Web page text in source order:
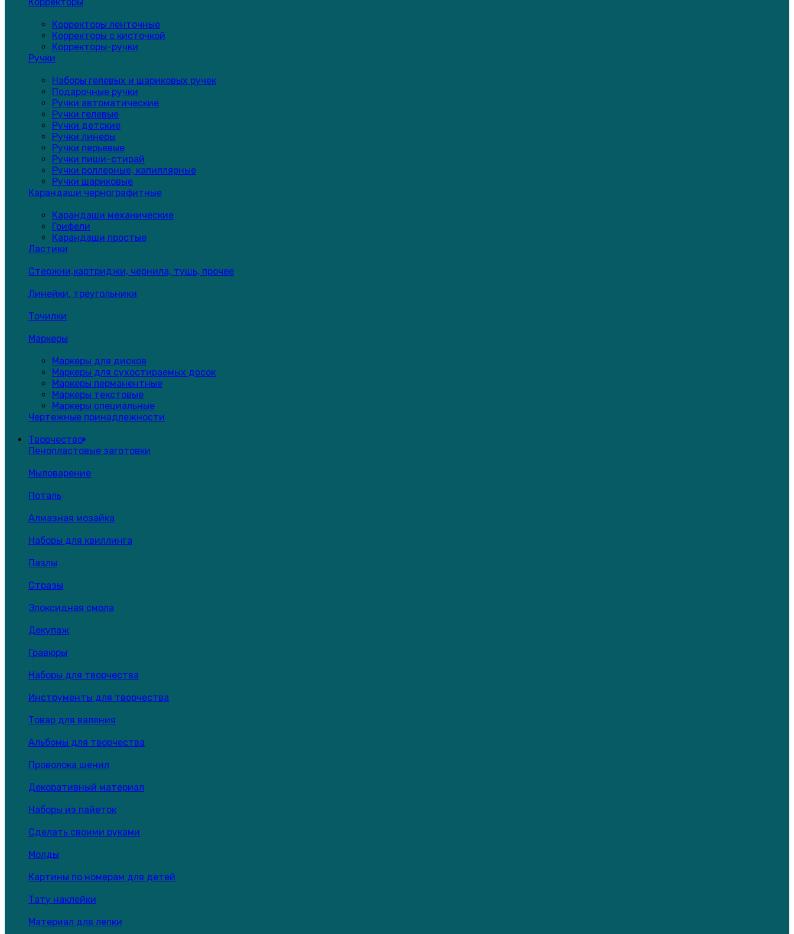
Корректоры ленточные
Корректоры с кисточкой
Корректоры-ручки
Ручки
Наборы гелевых и шариковых ручек
Подарочные ручки
Ручки автоматические
Ручки гелевые
Ручки детские
Ручки линеры
Ручки перьевые
Ручки пиши-стирай
Ручки роллерные, капиллярные
Ручки шариковые
Карандаши чернографитные
Карандаши механические
Грифели
Карандаши простые
Ластики
Стержни,картриджи, чернила, тушь, прочее
Линейки, треугольники
Точилки
Маркеры
Маркеры для дисков
Маркеры для сухостираемых досок
Маркеры перманентные
Маркеры текстовые
Маркеры специальные
Чертежные принадлежности
Творчество
Пенопластовые заготовки
Мыловарение
Поталь
Алмазная мозайка
Наборы для квиллинга
Пазлы
Стразы
Эпоксидная смола
Декупаж
Гравюры
Наборы для творчества
Инструменты для творчества
Товар для валяния
Альбомы для творчества
Проволока шенил
Декоративный материал
Наборы из пайеток
Сделать своими руками
Молды
Картины по номерам для детей
Тату наклейки
Материал для лепки